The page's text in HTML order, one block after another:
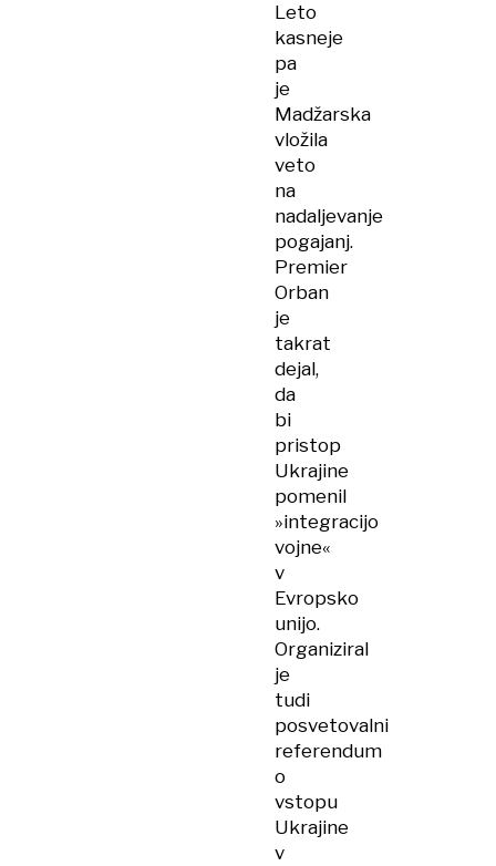
Leto
kasneje
pa
je
Madžarska
vložila
veto
na
nadaljevanje
pogajanj.
Premier
Orban
je
takrat
dejal,
da
bi
pristop
Ukrajine
pomenil
»integracijo
vojne«
v
Evropsko
unijo.
Organiziral
je
tudi
posvetovalni
referendum
o
vstopu
Ukrajine
v